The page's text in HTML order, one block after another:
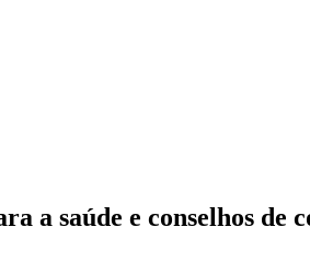
a saúde e conselhos de